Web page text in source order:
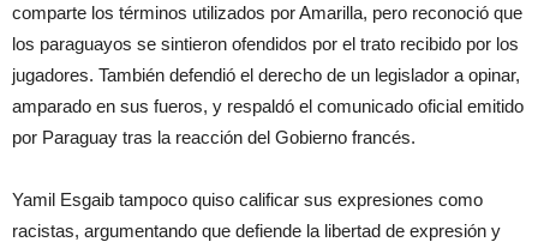
comparte los términos utilizados por Amarilla, pero reconoció que
los paraguayos se sintieron ofendidos por el trato recibido por los
jugadores. También defendió el derecho de un legislador a opinar,
amparado en sus fueros, y respaldó el comunicado oficial emitido
por Paraguay tras la reacción del Gobierno francés.
Yamil Esgaib tampoco quiso calificar sus expresiones como
racistas, argumentando que defiende la libertad de expresión y